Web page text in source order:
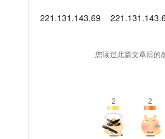
221.131.143.69
您读过此篇文章后的
2 2